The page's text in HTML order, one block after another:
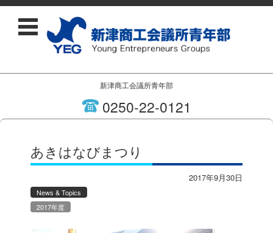
新津商工会議所青年部
0250-22-0121
コンテンツに移動
あきはなびまつり
2017年9月30日
News & Topics
2017年度